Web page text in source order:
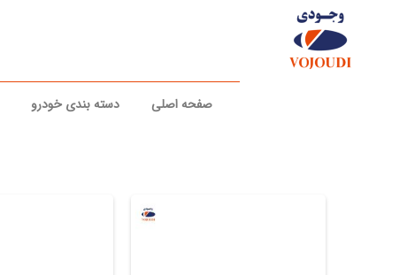
صفحه اصلی دسته بندی خودرو